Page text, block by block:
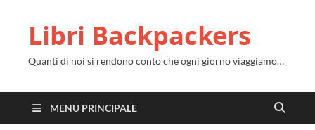
Libri Backpackers
Quanti di noi si rendono conto che ogni giorno viaggiamo…
MENU PRINCIPALE